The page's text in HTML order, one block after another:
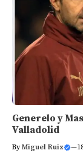
Generelo y
Valladolid
ByMiguel Ruiz —